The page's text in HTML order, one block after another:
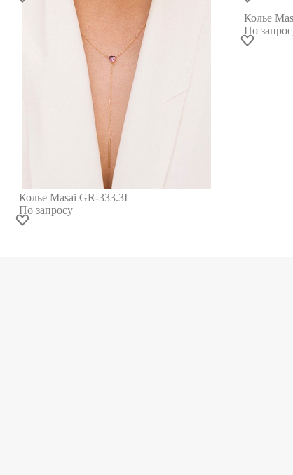
Колье Masai GR-333.3I
По запросу
Колье
По